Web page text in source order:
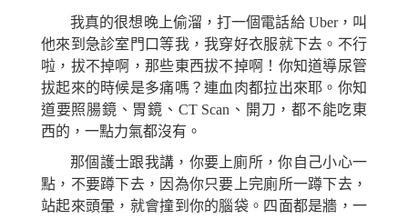
我真的很想晚上偷溜，打一個電話給 Uber，叫
他來到 急診室門口等我，我穿好衣服就下去。不行
啦 ，拔不掉啊，那些東西拔不掉啊！你知道導尿管
拔起來的時候是多痛嗎？連血肉都拉出來耶。你知
道要照腸鏡、胃鏡、CT Scan、開刀，都不能吃東
西的，一點力氣都沒有。
那個護士跟我講，你要上廁所，你自己小心一
點，不要蹲下去，因為你只要上完廁所一蹲下去，
站起來頭暈，就會撞到你的腦袋。四面都是牆，一